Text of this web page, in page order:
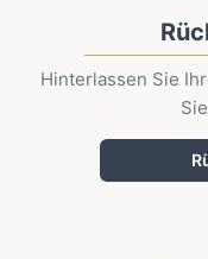
Hinterlassen Sie